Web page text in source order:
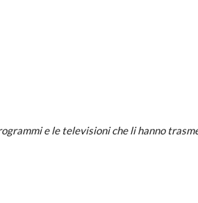
e le televisioni che li hanno